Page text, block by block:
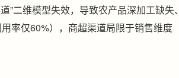
”二维模型失效，导致农产品深加工缺
率仅60%），商超渠道局限于销售维度